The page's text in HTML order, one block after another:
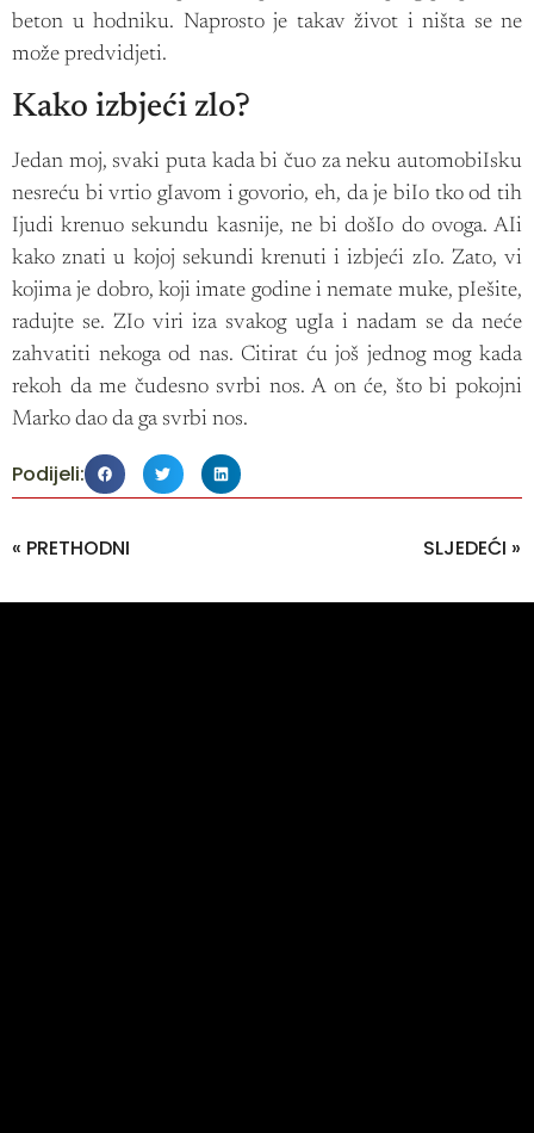
beton u hodniku. Naprosto je takav život i ništa se ne
može predvidjeti.
Kako izbjeći zlo?
Jedan moj, svaki puta kada bi čuo za neku automobiIsku
nesreću bi vrtio gIavom i govorio, eh, da je biIo tko od tih
Ijudi krenuo sekundu kasnije, ne bi došIo do ovoga. AIi
kako znati u kojoj sekundi krenuti i izbjeći zIo. Zato, vi
kojima je dobro, koji imate godine i nemate muke, pIešite,
radujte se. ZIo viri iza svakog ugIa i nadam se da neće
zahvatiti nekoga od nas. Citirat ću još jednog mog kada
rekoh da me čudesno svrbi nos. A on će, što bi pokojni
Marko dao da ga svrbi nos.
Podijeli:
« PRETHODNI SLJEDEĆI »